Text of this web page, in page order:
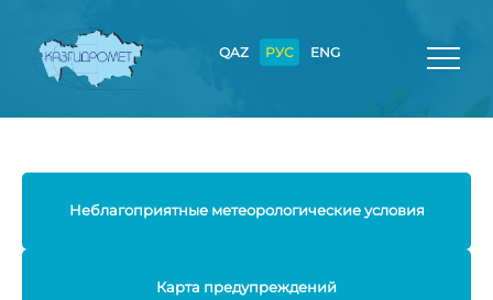
QAZ РУС ENG
Неблагоприятные метеорологические условия
Карта предупреждений